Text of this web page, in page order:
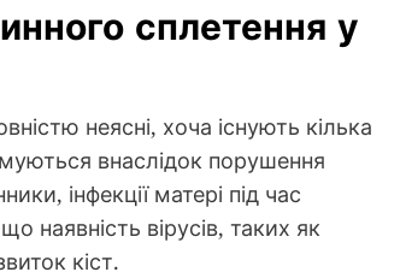
сплетення у
неясні, хоча існують кілька
внаслідок порушення
інфекції матері під час
наявність вірусів, таких як
кіст.